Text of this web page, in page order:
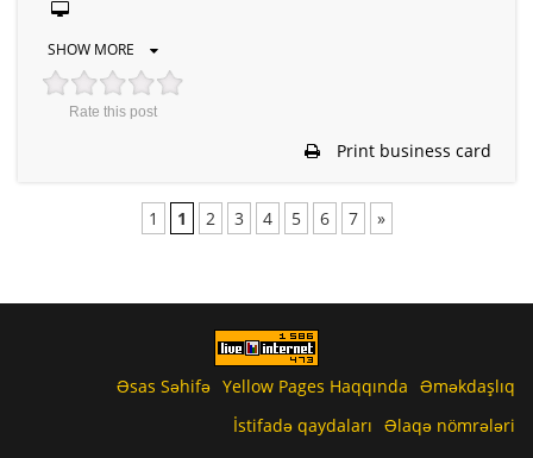
SHOW MORE
Rate this post
Print business card
1 1 2 3 4 5 6 7 »
Əsas Səhifə Yellow Pages Haqqında Əməkdaşlıq
İstifadə qaydaları Əlaqə nömrələri